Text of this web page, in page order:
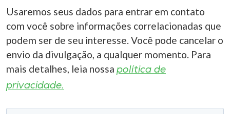
Usaremos seus dados para entrar em contato
com você sobre informações correlacionadas que
podem ser de seu interesse. Você pode cancelar o
envio da divulgação, a qualquer momento. Para
mais detalhes, leia nossa política de
privacidade.